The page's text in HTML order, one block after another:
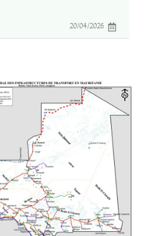
20/04/2026